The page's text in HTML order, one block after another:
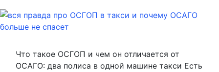
Что такое ОСГОП и чем он отличается от
ОСАГО: два полиса в одной машине такси Есть